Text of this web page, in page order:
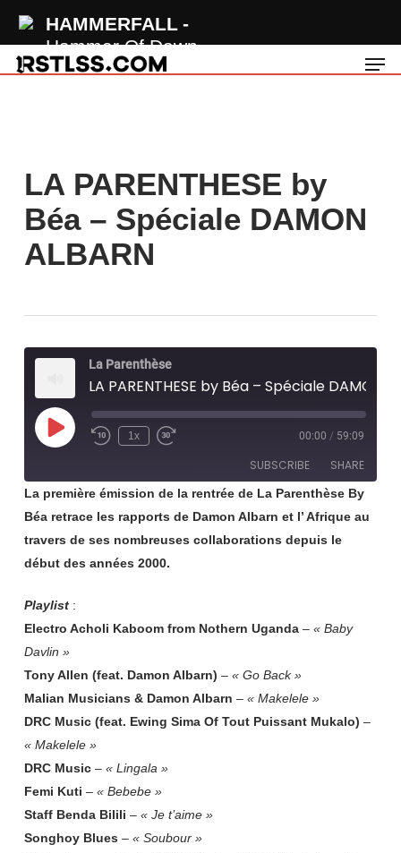
HAMMERFALL
Hammer Of Dawn
main
LA PARENTHESE by
Béa – Spéciale DAMON
ALBARN
La Parenthèse
Play
Episode Rewind
1x
Fast
seconds
00:00 / 59:09
SUBSCRIBE SHARE
RSS FEED
SHARE
LINK
La première émission de la rentrée de La Parenthèse By
Béa retrace les rapports de Damon Albarn et l’ Afrique au
travers de ses nombreuses collaborations depuis le
début des années 2000.
Playlist:
Electro Acholi Kaboom from Nothern Uganda– « Baby
Davlin »
Tony Allen (feat. Damon Albarn) – « Go Back »
Malian Musicians & Damon Albarn – « Makelele »
DRC Music (feat. Ewing Sima Of Tout Puissant Mukalo) –
« Makelele »
DRC Music– « Lingala »
Femi Kuti – « Bebebe »
Staff Benda Bilili – « Je t’aime »
Songhoy Blues – « Soubour »